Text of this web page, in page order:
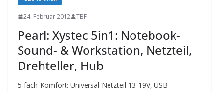
24. Februar 2012 TBF
Pearl: Xystec 5in1: Notebook-
Sound- & Workstation, Netzteil,
Drehteller, Hub
5-fach-Komfort: Universal-Netzteil 13-19V, USB-